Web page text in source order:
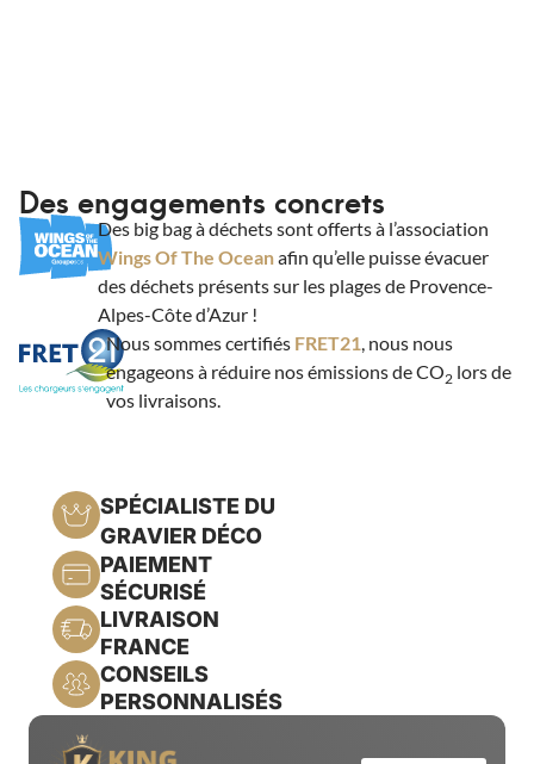
Des engagements concrets
Des big bag à déchets sont offerts à l’association
Wings Of The Oceanafin qu’elle puisse évacuer
des déchets présents sur les plages de Provence-
Alpes-Côte d’Azur !
Nous sommes certifiés FRET21, nous nous
engageons à réduire nos émissions de CO2lors de
vos livraisons.
SPÉCIALISTE DU
GRAVIER DÉCO
PAIEMENT
SÉCURISÉ
LIVRAISON
FRANCE
CONSEILS
PERSONNALISÉS